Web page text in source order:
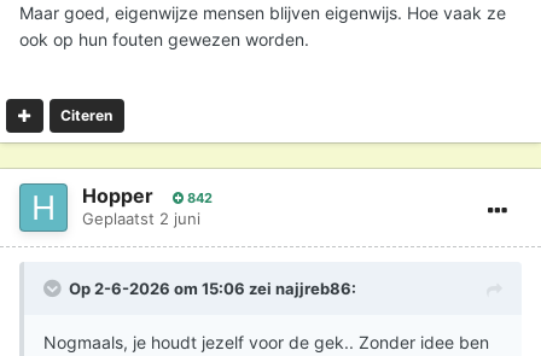
Maar goed, eigenwijze mensen blijven eigenwijs. Hoe vaak ze
ook op hun fouten gewezen worden.
Citeren
Hopper 842
Geplaatst 2 juni
Op 2-6-2026 om 15:06 zei najjreb86:
Nogmaals, je houdt jezelf voor de gek.. Zonder idee ben